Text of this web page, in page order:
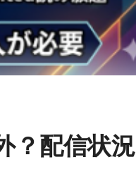
？配信状況